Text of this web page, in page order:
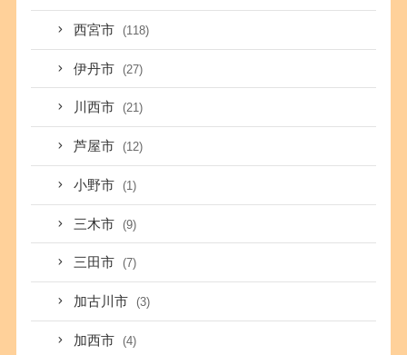
西宮市 (118)
伊丹市 (27)
川西市 (21)
芦屋市 (12)
小野市 (1)
三木市 (9)
三田市 (7)
加古川市 (3)
加西市 (4)